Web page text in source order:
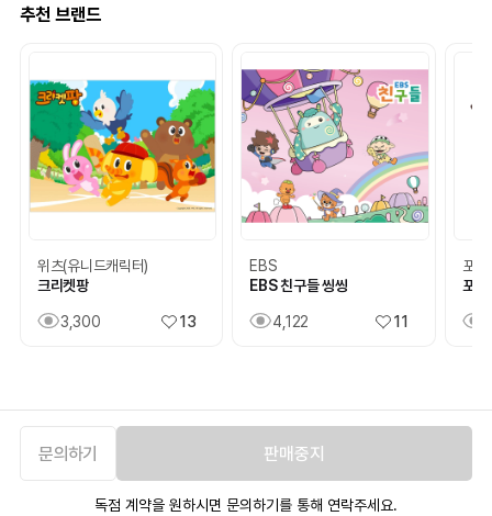
문의하기 판매중지
독점 계약을 원하시면 문의하기를 통해 연락주세요.
추천 브랜드
위츠(유니드캐릭터)
크리켓팡
3,300 13
EBS
EBS 친구들 씽씽
4,122 11
포포
포포